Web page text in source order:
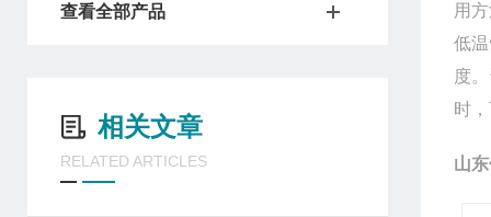
查看全部产品
相关文章
RELATED ARTICLES
用
低
度
时
山